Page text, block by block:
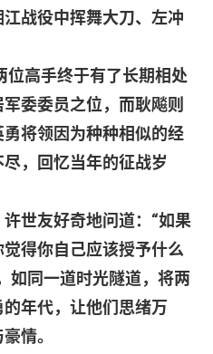
战役中挥舞大刀、左冲
位高手终于有了长期相处
委委员之位，而耿飚则
将领因为种种相似的经
，回忆当年的征战岁
世友好奇地问道： “如果
得你自己应该授予什么
如同一道时光隧道，将两
年代，让他们思绪万
情。